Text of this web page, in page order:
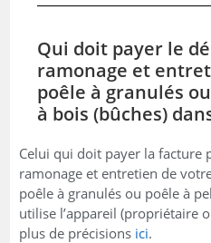
Qui doit payer le
ramonage et
poêle à granulés
à bois (bûches)
Celui qui doit payer la facture
ramonage et entretien de
poêle à granulés ou poêle à
utilise l’appareil (propriétaire
plus de précisions ici.